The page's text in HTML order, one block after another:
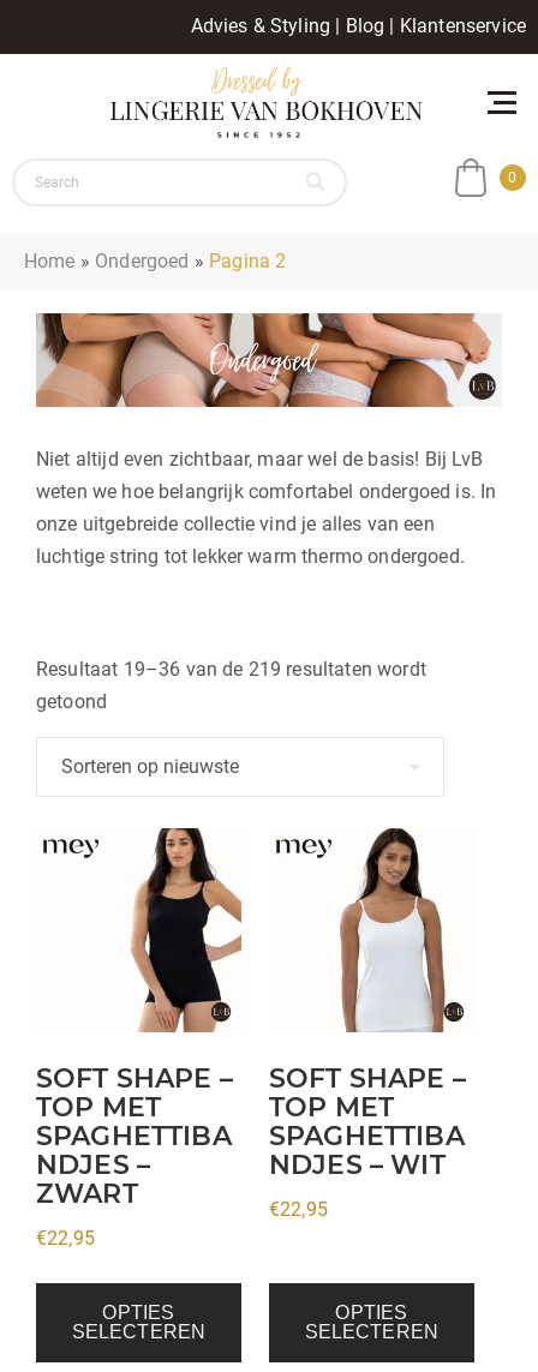
Advies & Styling | Blog | Klantenservice
0
Home » Ondergoed » Pagina 2
Niet altijd even zichtbaar, maar wel de basis! Bij LvB
weten we hoe belangrijk comfortabel ondergoed is. In
onze uitgebreide collectie vind je alles van een
luchtige string tot lekker warm thermo ondergoed.
Resultaat 19–36 van de 219 resultaten wordt
getoond
op
nieuwste
SOFT SHAPE –
TOP MET
SPAGHETTIBA
NDJES –
ZWART
€22,95
OPTIES
SELECTEREN
Dit
kan
gekozen
worden
op
de
productpagina
SOFT SHAPE –
TOP MET
SPAGHETTIBA
NDJES – WIT
€22,95
OPTIES
SELECTEREN
Dit
meerdere
variaties.
kan
gekozen
worden
op
de